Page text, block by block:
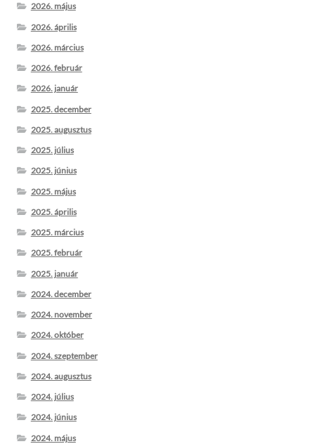
2026. május
2026. április
2026. március
2026. február
2026. január
2025. december
2025. augusztus
2025. július
2025. június
2025. május
2025. április
2025. március
2025. február
2025. január
2024. december
2024. november
2024. október
2024. szeptember
2024. augusztus
2024. július
2024. június
2024. május